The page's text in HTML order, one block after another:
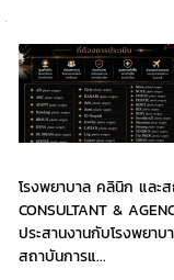
โรงพยาบาล คลินิก และส
CONSULTANT &
ประสานงานกับโรงพยา
สถาบันการแ...